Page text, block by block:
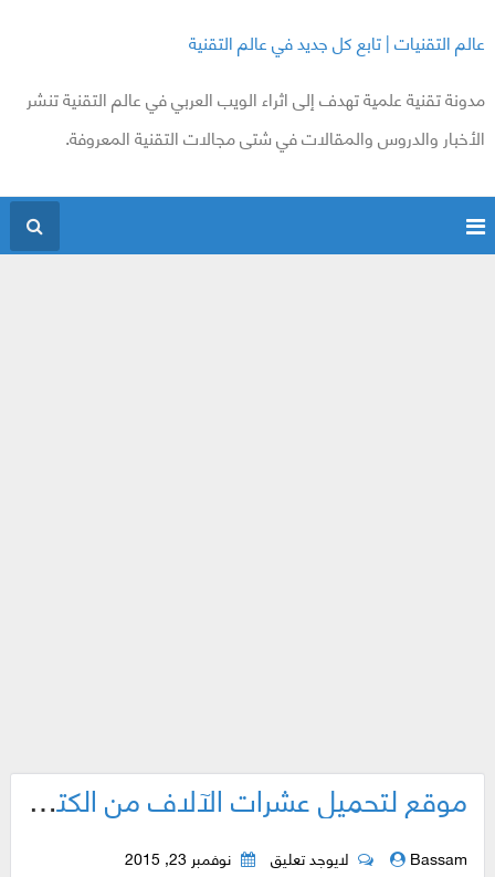
عالم التقنيات | تابع كل جديد في عالم التقنية
مدونة تقنية علمية تهدف إلى اثراء الويب العربي في عالم التقنية تنشر
الأخبار والدروس والمقالات في شتى مجالات التقنية المعروفة.
موقع لتحميل عشرات الآلاف من الكتب الإلكترونية مجانا لتعلم أي شئ تريده
Bassam لايوجد تعليق نوفمبر 23, 2015